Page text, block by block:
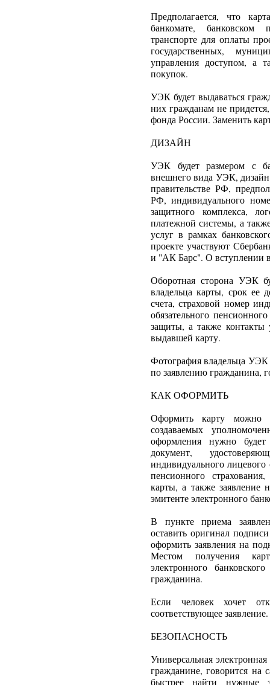
Предполагается, что
банкомате, банковском
транспорте для оплаты
государственных,
управления доступом, а
покупок.
УЭК будет выдаваться
них гражданам не
фонда России. Заменить
ДИЗАЙН
УЭК будет размером с
внешнего вида УЭК, дизайн
правительстве РФ,
РФ, индивидуального
защитного комплекса,
платежной системы, а
услуг в рамках
проекте участвуют
и "АК Барс". О вступлении
Оборотная сторона УЭК
владельца карты, срок ее
счета, страховой номер
обязательного
защиты, а также контакты
выдавшей карту.
Фотография владельца УЭК
по заявлению гражданина,
КАК ОФОРМИТЬ
Оформить карту можно
создаваемых
оформления нужно
документ,
индивидуального
пенсионного
карты, а также заявление
эмитенте электронного
В пункте приема
оставить оригинал
оформить заявления на
Местом получения
электронного
гражданина.
Если человек хочет
соответствующее
БЕЗОПАСНОСТЬ
Универсальная
гражданине, говорится
быстрее найти нужные